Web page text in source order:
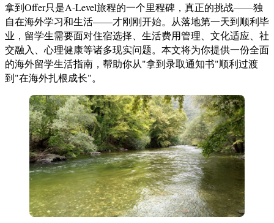
拿到Offer只是A-Level旅程的一个里程碑，真正的挑战——独
自在海外学习和生活——才刚刚开始。从落地第一天到顺利毕
业，留学生需要面对住宿选择、生活费用管理、文化适应、社
交融入、心理健康等诸多现实问题。本文将为你提供一份全面
的海外留学生活指南，帮助你从"拿到录取通知书"顺利过渡
到"在海外扎根成长"。